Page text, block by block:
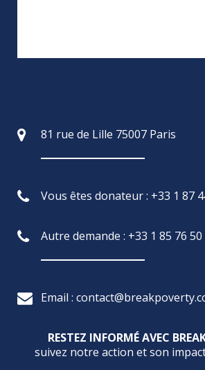
81 rue de Lille 75007 Paris
Vous êtes donateur : +33 1 87
Autre demande : +33 1 85 76 50
Email :
RESTEZ INFORMÉ AVEC
suivez notre action et son